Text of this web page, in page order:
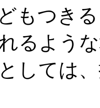
もつき
るよう
しては